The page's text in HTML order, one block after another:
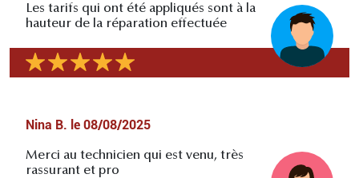
Les tarifs qui ont été appliqués sont à la
hauteur de la réparation effectuée
Nina B. le 08/08/2025
Merci au technicien qui est venu, très
rassurant et pro